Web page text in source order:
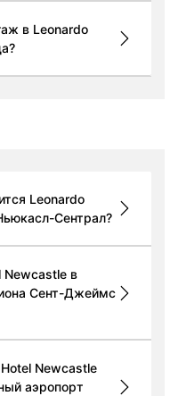
в Leonardo
Leonardo
Сентрал?
Newcastle в
Сент-Джеймс
Newcastle
аэропорт